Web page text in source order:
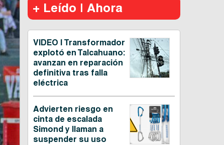
+ Leído | Ahora
VIDEO | Transformador
explotó en Talcahuano:
avanzan en reparación
definitiva tras falla
eléctrica
Advierten riesgo en
cinta de escalada
Simond y llaman a
suspender su uso